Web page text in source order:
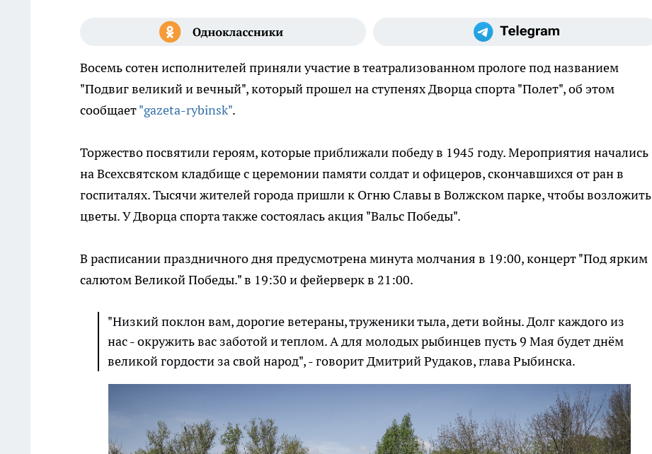
Восемь сотен исполнителей приняли участие в театрализованном прологе под названием
"Подвиг великий и вечный", который прошел на ступенях Дворца спорта "Полет", об этом
сообщает"gazeta-rybinsk".
Торжество посвятили героям, которые приближали победу в 1945 году. Мероприятия начались
на Всехсвятском кладбище с церемонии памяти солдат и офицеров, скончавшихся от ран в
госпиталях. Тысячи жителей города пришли к Огню Славы в Волжском парке, чтобы возложить
цветы. У Дворца спорта также состоялась акция "Вальс Победы".
В расписании праздничного дня предусмотрена минута молчания в 19:00, концерт "Под ярким
салютом Великой Победы." в 19:30 и фейерверк в 21:00.
"Низкий поклон вам, дорогие ветераны, труженики тыла, дети войны. Долг каждого из
нас - окружить вас заботой и теплом. А для молодых рыбинцев пусть 9 Мая будет днём
великой гордости за свой народ", - говорит Дмитрий Рудаков, глава Рыбинска.